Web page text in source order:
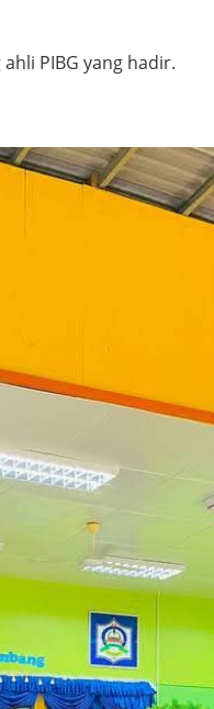
PIBG yang hadir.